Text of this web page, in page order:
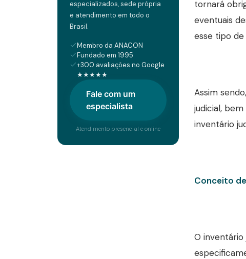
especializados, sede própria
e atendimento em todo o
Brasil.
Membro da ANACON
Fundado em 1995
+300 avaliações no Google
★★★★★
Fale com um
especialista
Atendimento presencial e online
tornará
eventuais
esse tipo
Assim
judicial,
inventário
Conceito
O inventário